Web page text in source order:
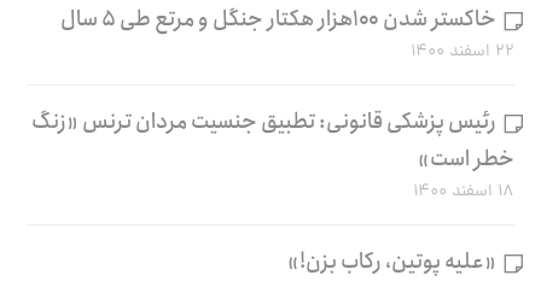
خاکستر شدن ۱۰۰هزار هکتار جنگل و مرتع طی ۵ سال
۲۲ اسفند ۱۴۰۰
رئیس پزشکی قانونی: تطبیق جنسیت مردان ترنس «زنگ
خطر است»
۱۸ اسفند ۱۴۰۰
«علیه پوتین، رکاب بزن!»